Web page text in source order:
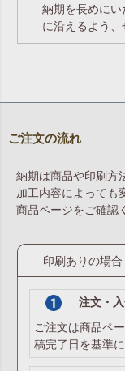
納期を長めに
に沿えるよう、
ご注文の流れ
納期は商品や印刷方
加工内容によっても
商品ページをご確認
印刷ありの場合
注文・
ご注文は商品ペ
稿完了日を基準